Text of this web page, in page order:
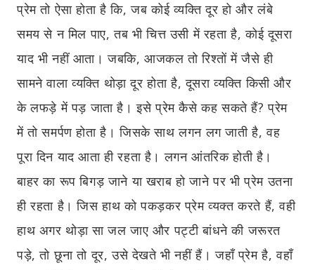
प्रेम तो ऐसा होता है कि, जब कोई व्यक्ति दूर हो और लंबे
समय से न मिल पाए, तब भी चित्त उसी में रहता है, कोई दूसरा
याद भी नहीं आता। जबकि, आजकल तो रिश्तों में जैसे ही
सामने वाला व्यक्ति थोड़ा दूर होता है, दूसरा व्यक्ति किसी और
के लफड़े में पड़ जाता है। इसे प्रेम कैसे कह सकते हैं? प्रेम
में तो समर्पण होता है। जिसके साथ लगन लग जाती है, वह
पूरा दिन याद आता ही रहता है। लगन आंतरिक होती है।
बाहर का रूप बिगड़ जाने या खराब हो जाने पर भी प्रेम उतना
ही रहता है। जिस हाथ को पकड़कर प्रेम व्यक्त करते हैं, वही
हाथ अगर थोड़ा सा जल जाए और पट्टी बांधने की जरूरत
पड़े, तो छूना तो दूर, उसे देखते भी नहीं हैं। जहाँ प्रेम है, वहाँ